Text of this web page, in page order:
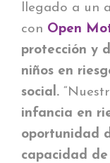
llegado a un
con Open
protección y
niños en
social.
infancia en
oportunidad
capacidad